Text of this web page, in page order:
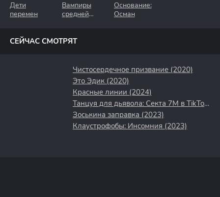
Дети
перемен
Вампиры
средней
Основание:
Осман
СЕЙЧАС СМОТРЯТ
Чистосердечное призвание (2020)
Это Эдик (2020)
Красные линии (2024)
Танцуя для дьявола: Секта 7M в TikTok (2024)
Зоськина заправка (2023)
Клаустрофобы: Инсомния (2023)